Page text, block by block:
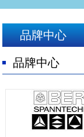
品牌中心
品牌中心